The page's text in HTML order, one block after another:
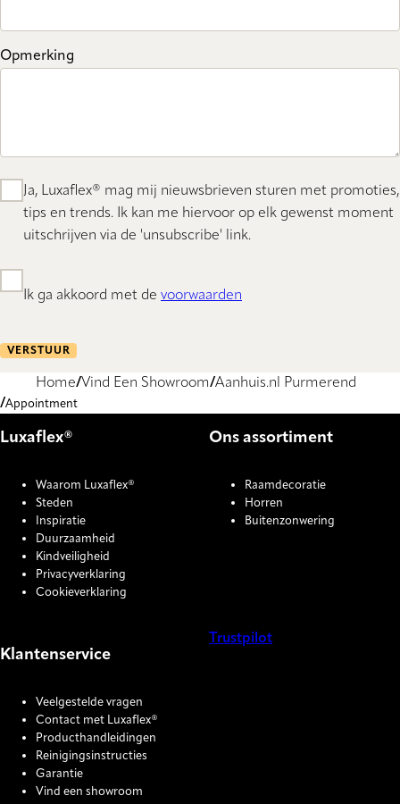
Opmerking
Ja, Luxaflex® mag mij nieuwsbrieven sturen met promoties,
tips en trends. Ik kan me hiervoor op elk gewenst moment
uitschrijven via de 'unsubscribe' link.
Ik ga akkoord met de voorwaarden
VERSTUUR
Home Vind Een Showroom Aanhuis.nl Purmerend
Appointment
Luxaflex®
Waarom Luxaflex®
Steden
Inspiratie
Duurzaamheid
Kindveiligheid
Privacyverklaring
Cookieverklaring
Ons assortiment
Raamdecoratie
Horren
Buitenzonwering
Klantenservice
Veelgestelde vragen
Contact met Luxaflex®
Producthandleidingen
Reinigingsinstructies
Garantie
Vind een showroom
Trustpilot